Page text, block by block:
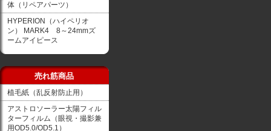
体（リペアパーツ）
HYPERION（ハイペリオ
ン） MARK4 8～24mmズ
ームアイピース
売れ筋商品
植毛紙（乱反射防止用）
アストロソーラー太陽フィル
ターフィルム（眼視・撮影兼
用OD5.0/OD5.1）